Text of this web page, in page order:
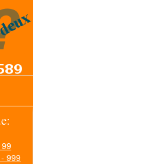
999